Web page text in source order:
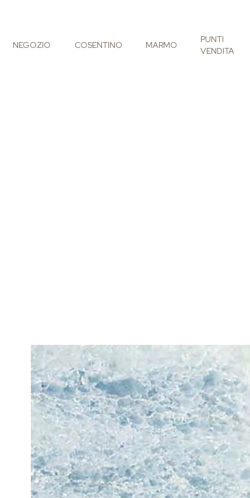
NEGOZIO COSENTINO MARMO
PUNTI
VENDITA